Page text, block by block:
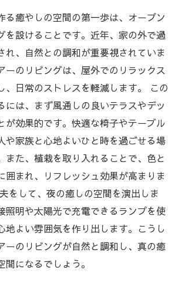
る癒やしの空間の第一歩は、オープン
を設けることです。近年、家の外で過
れ、自然との調和が重要視されていま
ーのリビングは、屋外でのリラックス
、日常のストレスを軽減します。 この
には、まず風通しの良いテラスやデッ
が効果的です。快適な椅子やテーブル
や家族と心地よいひと時を過ごせる場
また、植栽を取り入れることで、色と
囲まれ、リフレッシュ効果が高まりま
をして、夜の癒しの空間を演出しま
照明や太陽光で充電できるランプを使
地よい雰囲気を作り出します。こうし
ーのリビングが自然と調和し、真の癒
になるでしょう。